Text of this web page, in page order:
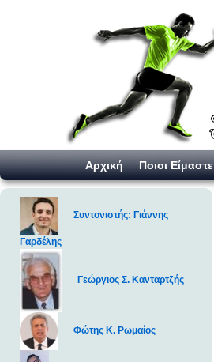
Skip to primary content
Skip to secondary content
Αρχική Ποιοι Είμαστε
Συντονιστής: Γιάννης
Γαρδέλης
Γεώργιος Σ. Κανταρτζής
Φώτης Κ. Ρωμαίος